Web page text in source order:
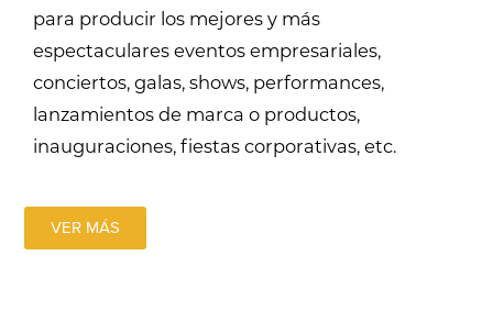
para producir los mejores y más
espectaculares eventos empresariales,
conciertos, galas, shows, performances,
lanzamientos de marca o productos,
inauguraciones, fiestas corporativas, etc.
VER MÁS